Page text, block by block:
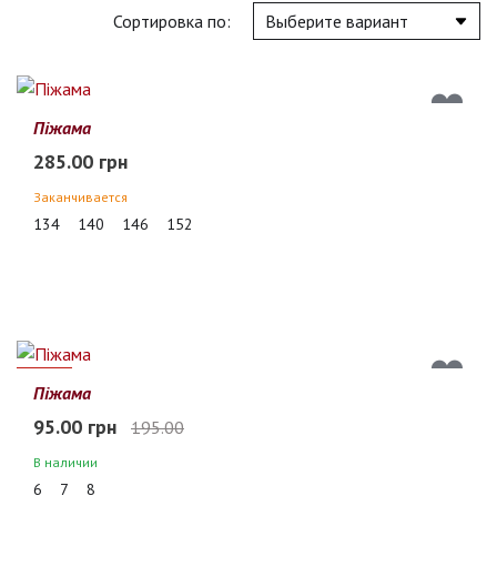
Сортировка по:
Піжама
285.00 грн
Заканчивается
134 140 146 152
51%
Піжама
95.00 грн 195.00
В наличии
6 7 8